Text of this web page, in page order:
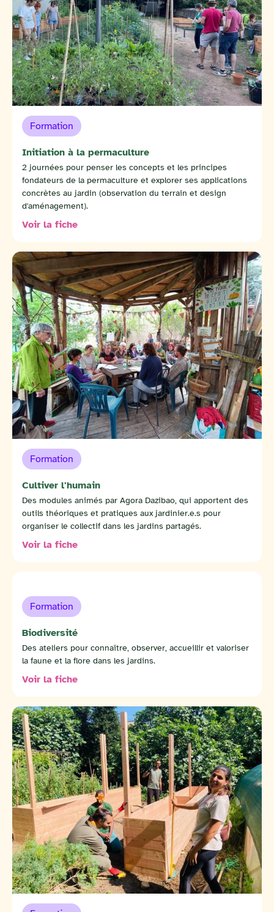
Formation
Initiation à la permaculture
2 journées pour penser les concepts et les principes
fondateurs de la permaculture et explorer ses applications
concrètes au jardin (observation du terrain et design
d'aménagement).
Voir la fiche
Formation
Cultiver l'humain
Des modules animés par Agora Dazibao, qui apportent des
outils théoriques et pratiques aux jardinier.e.s pour
organiser le collectif dans les jardins partagés.
Voir la fiche
Formation
Biodiversité
Des ateliers pour connaître, observer, accueillir et valoriser
la faune et la flore dans les jardins.
Voir la fiche